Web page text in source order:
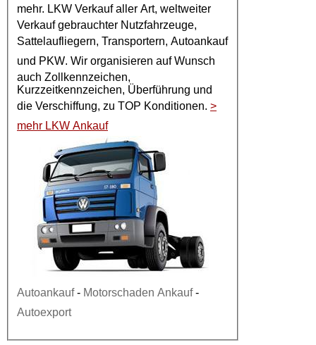
mehr. LKW Verkaufaller Art, weltweiter
Verkauf gebrauchter Nutzfahrzeuge,
Sattelaufliegern, Transportern, Autoankauf
und PKW. Wir organisieren auf Wunsch
auch Zollkennzeichen,
Kurzzeitkennzeichen, Überführung und
die Verschiffung, zu TOP Konditionen. >
mehr LKW Ankauf
Autoankauf- Motorschaden Ankauf-
Autoexport